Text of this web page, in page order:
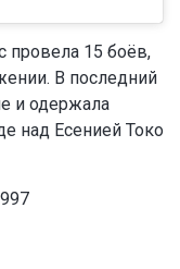
провела 15 боёв,
В последний
и одержала
над Есенией Токо